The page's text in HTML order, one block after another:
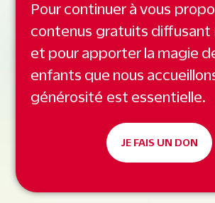
Pour continuer à vous
contenus gratuits diffusant
et pour apporter la magie
enfants que nous
générosité est essentielle.
JE FAIS UN DON